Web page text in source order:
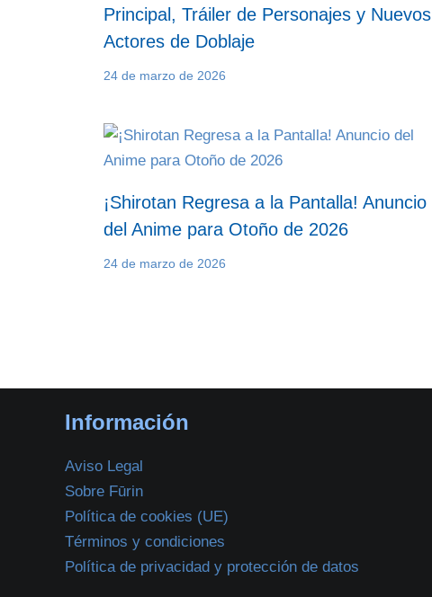
Principal, Tráiler de Personajes y Nuevos
Actores de Doblaje
24 de marzo de 2026
¡Shirotan Regresa a la Pantalla! Anuncio
del Anime para Otoño de 2026
24 de marzo de 2026
Información
Aviso Legal
Sobre Fūrin
Política de cookies (UE)
Términos y condiciones
Política de privacidad y protección de datos